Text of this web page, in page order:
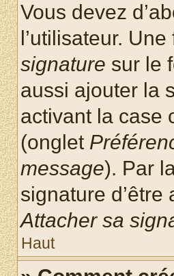
Vous devez
l’utilisateur.
signature sur le
aussi ajouter la
activant la case
(onglet
message). Par
signature
Attacher sa
Haut